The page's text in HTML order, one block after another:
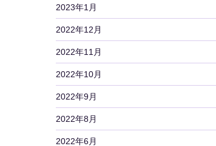
2023年1月
2022年12月
2022年11月
2022年10月
2022年9月
2022年8月
2022年6月